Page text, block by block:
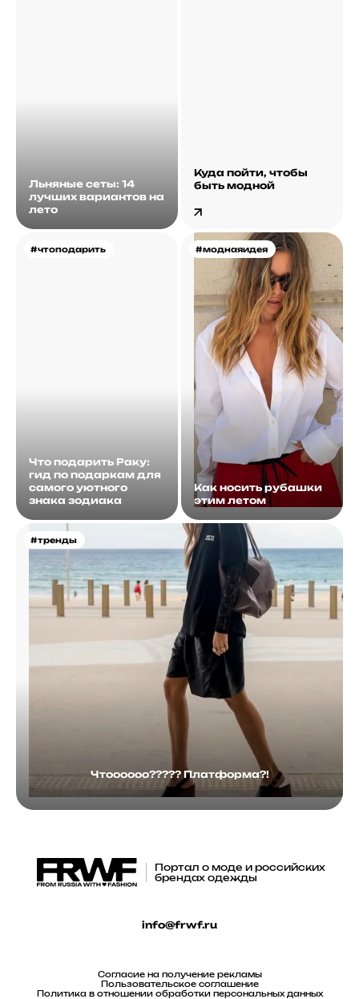
Льняные сеты: 14
лучших вариантов на
лето
Куда пойти, чтобы
быть модной
#чтоподарить
Что подарить Раку:
гид по подаркам для
самого уютного
знака зодиака
#моднаяидея
Как носить рубашки
этим летом
#тренды
Чтоооооо????? Платформа?!
Портал о моде и российских
брендах одежды
info@frwf.ru
Согласие на получение рекламы
Пользовательское соглашение
Политика в отношении обработки персональных данных